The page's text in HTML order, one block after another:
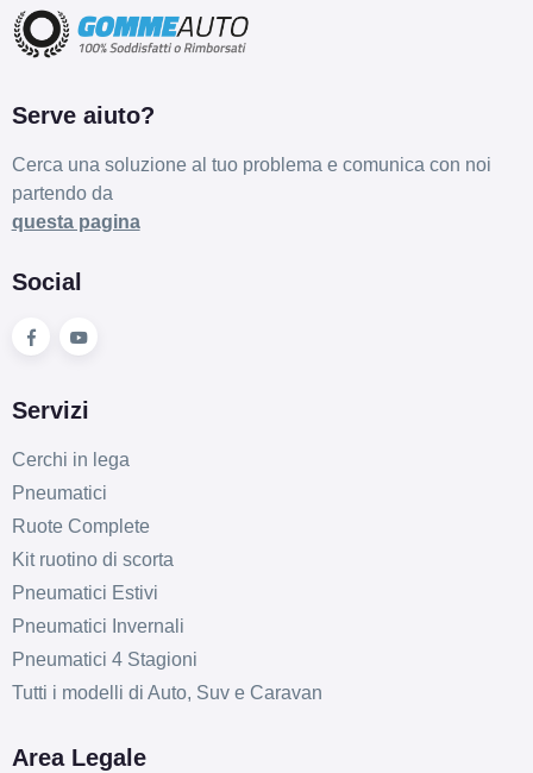
Serve aiuto?
Cerca una soluzione al tuo problema e comunica con noi
partendo da
questa pagina
Social
Servizi
Cerchi in lega
Pneumatici
Ruote Complete
Kit ruotino di scorta
Pneumatici Estivi
Pneumatici Invernali
Pneumatici 4 Stagioni
Tutti i modelli di Auto, Suv e Caravan
Area Legale